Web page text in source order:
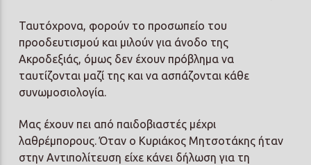
Ταυτόχρονα, φορούν το προσωπείο του
προοδευτισμού και μιλούν για άνοδο της
Ακροδεξιάς, όμως δεν έχουν πρόβλημα να
ταυτίζονται μαζί της και να ασπάζονται κάθε
συνωμοσιολογία.
Μας έχουν πει από παιδοβιαστές μέχρι
λαθρέμπορους. Όταν ο Κυριάκος Μητσοτάκης ήταν
στην Αντιπολίτευση είχε κάνει δήλωση για τη